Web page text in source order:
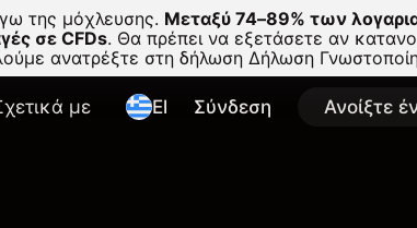
της μόχλευσης. Μεταξύ 74–89% των
σε CFDs. Θα πρέπει να εξετάσετε αν
ανατρέξτε στη δήλωση Δήλωση
με El Σύνδεση Ανοίξτε